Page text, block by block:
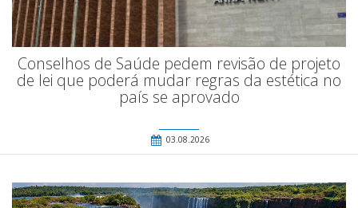
Conselhos de Saúde pedem revisão de projeto
de lei que poderá mudar regras da estética no
país se aprovado
03.08.2026